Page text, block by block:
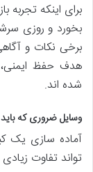
برای اینکه تجربه
بخورد و روزی
برخی نکات و
هدف حفظ ایمنی،
شده اند.
وسایل ضروری که
آماده سازی یک
تواند تفاوت